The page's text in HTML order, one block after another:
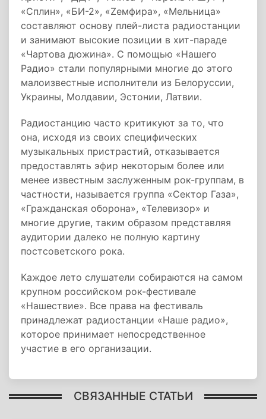
«Сплин», «БИ-2», «Zемфира», «Мельница»
составляют основу плей-листа радиостанции
и занимают высокие позиции в хит-параде
«Чартова дюжина». С помощью «Нашего
Радио» стали популярными многие до этого
малоизвестные исполнители из Белоруссии,
Украины, Молдавии, Эстонии, Латвии.
Радиостанцию часто критикуют за то, что
она, исходя из своих специфических
музыкальных пристрастий, отказывается
предоставлять эфир некоторым более или
менее известным заслуженным рок-группам, в
частности, называется группа «Сектор Газа»,
«Гражданская оборона», «Телевизор» и
многие другие, таким образом представляя
аудитории далеко не полную картину
постсоветского рока.
Каждое лето слушатели собираются на самом
крупном российском рок-фестивале
«Нашествие». Все права на фестиваль
принадлежат радиостанции «Наше радио»,
которое принимает непосредственное
участие в его организации.
СВЯЗАННЫЕ СТАТЬИ